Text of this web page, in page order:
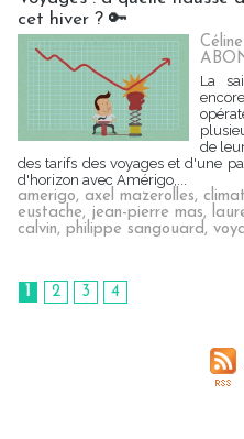
cet hiver ? 🔑
La
de
des tarifs des voyages et d'une
d'horizon avec Amérigo,...
amerigo, axel mazerolles,
eustache, jean-pierre mas,
calvin, philippe sangouard,
1 2 3 4